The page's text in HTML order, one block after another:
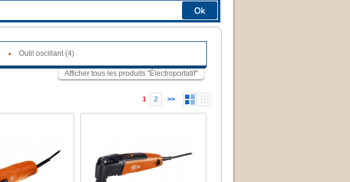
Ok
Outil oscillant (4)
Afficher tous les produits "Électroportatif"
1 2 >>